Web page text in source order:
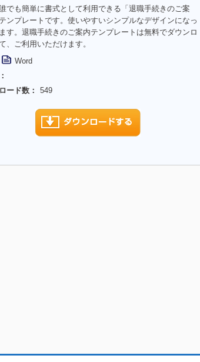
でも簡単に書式として利用できる「退職手続きのご案
ンプレートです。使いやすいシンプルなデザインになっ
す。退職手続きのご案内テンプレートは無料でダウンロ
、ご利用いただけます。
Word
ード数：
549